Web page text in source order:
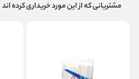
مشتریانی که از این مورد خریداری کرده اند